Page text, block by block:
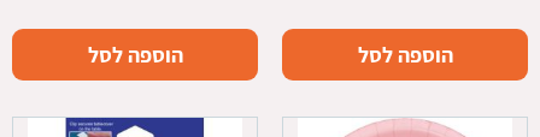
הוספה לסל הוספה לסל